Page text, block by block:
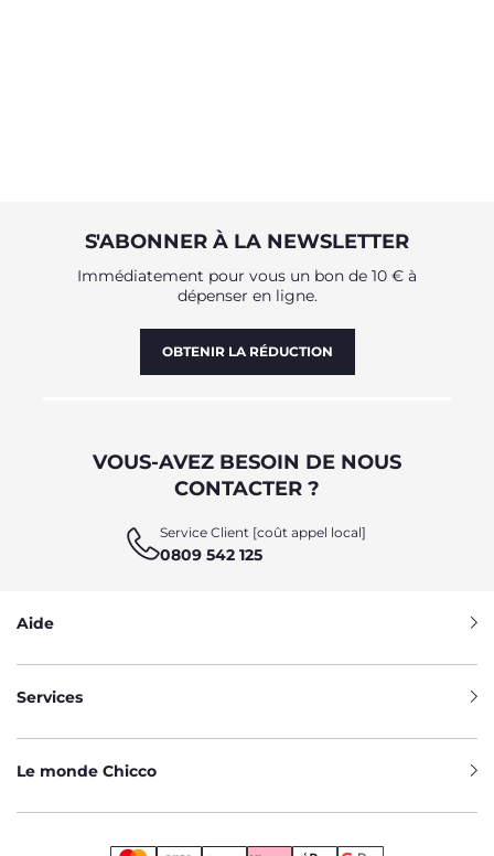
S'ABONNER À LA NEWSLETTER
Immédiatement pour vous un bon de 10 € à
dépenser en ligne.
OBTENIR LA RÉDUCTION
VOUS-AVEZ BESOIN DE NOUS
CONTACTER ?
Service Client [coût appel local]
0809 542 125
Aide
Services
Le monde Chicco